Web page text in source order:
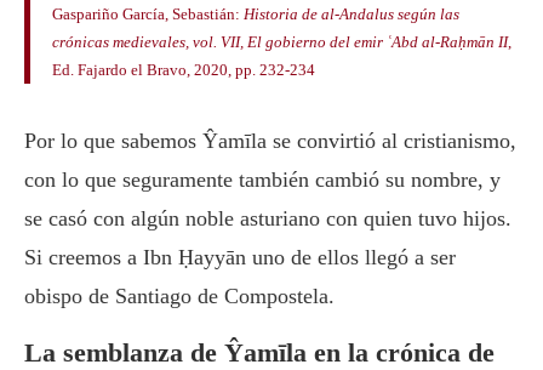
Gaspariño García, Sebastián: Historia de al-Andalus según las
crónicas medievales, vol. VII, El gobierno del emir ʿAbd al-Raḥmān II,
Ed. Fajardo el Bravo, 2020, pp. 232-234
Por lo que sabemos Ŷamīla se convirtió al cristianismo,
con lo que seguramente también cambió su nombre, y
se casó con algún noble asturiano con quien tuvo hijos.
Si creemos a Ibn Ḥayyān uno de ellos llegó a ser
obispo de Santiago de Compostela.
La semblanza de Ŷamīla en la crónica de